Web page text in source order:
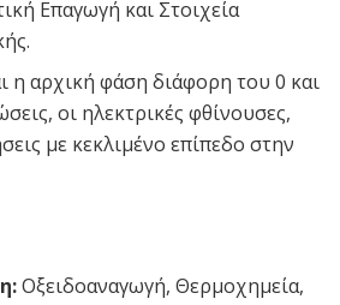
Επαγωγή και Στοιχεία
η αρχική φάση διάφορη του 0 και
οι ηλεκτρικές φθίνουσες,
με κεκλιμένο επίπεδο στην
Οξειδοαναγωγή, Θερμοχημεία,